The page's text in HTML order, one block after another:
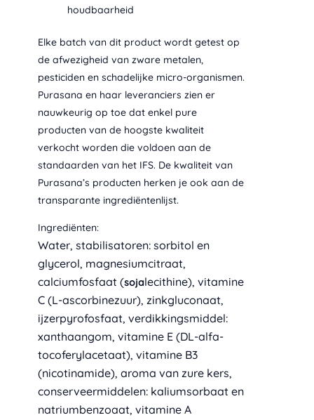
houdbaarheid
Elke batch van dit product wordt getest op
de afwezigheid van zware metalen,
pesticiden en schadelijke micro-organismen.
Purasana en haar leveranciers zien er
nauwkeurig op toe dat enkel pure
producten van de hoogste kwaliteit
verkocht worden die voldoen aan de
standaarden van het IFS. De kwaliteit van
Purasana’s producten herken je ook aan de
transparante ingrediëntenlijst.
Ingrediënten:
Water, stabilisatoren: sorbitol en
glycerol, magnesiumcitraat,
calciumfosfaat (sojalecithine), vitamine
C (L-ascorbinezuur), zinkgluconaat,
ijzerpyrofosfaat, verdikkingsmiddel:
xanthaangom, vitamine E (DL-alfa-
tocoferylacetaat), vitamine B3
(nicotinamide), aroma van zure kers,
conserveermiddelen: kaliumsorbaat en
natriumbenzoaat, vitamine A